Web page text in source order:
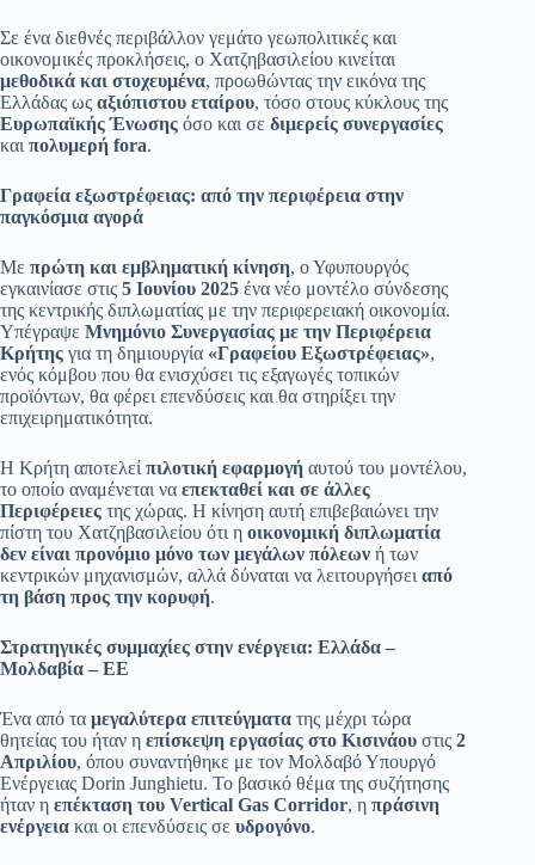
Σε ένα διεθνές περιβάλλον γεμάτο γεωπολιτικές και
οικονομικές προκλήσεις, ο Χατζηβασιλείου κινείται
μεθοδικά και στοχευμένα, προωθώντας την εικόνα της
Ελλάδας ως αξιόπιστου εταίρου, τόσο στους κύκλους της
Ευρωπαϊκής Ένωσης όσο και σε διμερείς συνεργασίες
και πολυμερή fora.
Γραφεία εξωστρέφειας: από την περιφέρεια στην
παγκόσμια αγορά
Με πρώτη και εμβληματική κίνηση, ο Υφυπουργός
εγκαινίασε στις 5 Ιουνίου 2025 ένα νέο μοντέλο σύνδεσης
της κεντρικής διπλωματίας με την περιφερειακή οικονομία.
Υπέγραψε Μνημόνιο Συνεργασίας με την Περιφέρεια
Κρήτης για τη δημιουργία «Γραφείου Εξωστρέφειας»,
ενός κόμβου που θα ενισχύσει τις εξαγωγές τοπικών
προϊόντων, θα φέρει επενδύσεις και θα στηρίξει την
επιχειρηματικότητα.
Η Κρήτη αποτελεί πιλοτική εφαρμογή αυτού του μοντέλου,
το οποίο αναμένεται να επεκταθεί και σε άλλες
Περιφέρειες της χώρας. Η κίνηση αυτή επιβεβαιώνει την
πίστη του Χατζηβασιλείου ότι η οικονομική διπλωματία
δεν είναι προνόμιο μόνο των μεγάλων πόλεων ή των
κεντρικών μηχανισμών, αλλά δύναται να λειτουργήσει από
τη βάση προς την κορυφή.
Στρατηγικές συμμαχίες στην ενέργεια: Ελλάδα –
Μολδαβία – ΕΕ
Ένα από τα μεγαλύτερα επιτεύγματα της μέχρι τώρα
θητείας του ήταν η επίσκεψη εργασίας στο Κισινάου στις 2
Απριλίου, όπου συναντήθηκε με τον Μολδαβό Υπουργό
Ενέργειας Dorin Junghietu. Το βασικό θέμα της συζήτησης
ήταν η επέκταση του Vertical Gas Corridor, η πράσινη
ενέργεια και οι επενδύσεις σε υδρογόνο.